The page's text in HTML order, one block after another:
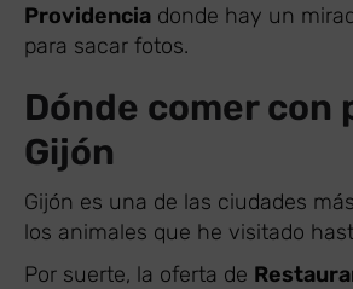
Providencia donde hay un
para sacar fotos.
Dónde comer con
Gijón
Gijón es una de las ciudades
los animales que he visitado
Por suerte, la oferta de